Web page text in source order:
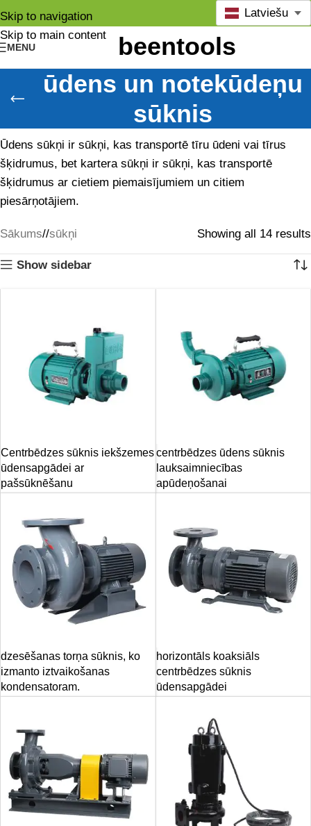
Skip to navigation
Skip to main content
MENU
Latviešu
ūdens un notekūdeņu
sūknis
Ūdens sūkņi ir sūkņi, kas transportē tīru ūdeni vai tīrus
šķidrumus, bet kartera sūkņi ir sūkņi, kas transportē
šķidrumus ar cietiem piemaisījumiem un citiem
piesārņotājiem.
Sākums/ sūkņi Showing all 14 results
Show sidebar
Centrbēdzes sūknis iekšzemes
ūdensapgādei ar
pašsūknēšanu
centrbēdzes ūdens sūknis
lauksaimniecības
apūdeņošanai
dzesēšanas torņa sūknis, ko
izmanto iztvaikošanas
kondensatoram.
horizontāls koaksiāls
centrbēdzes sūknis
ūdensapgādei